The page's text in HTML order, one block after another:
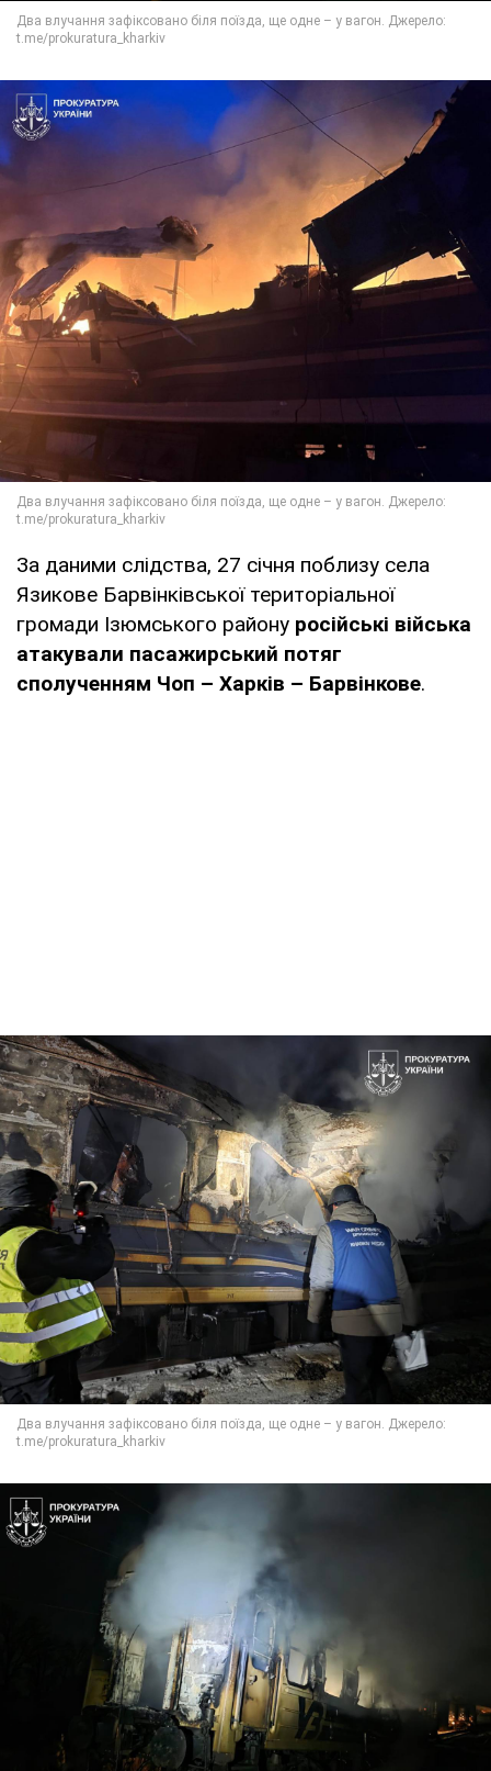
За даними слідства, 27 січня поблизу села
Язикове Барвінківської територіальної
громади Ізюмського району російські війська
атакували пасажирський потяг
сполученням Чоп – Харків – Барвінкове.